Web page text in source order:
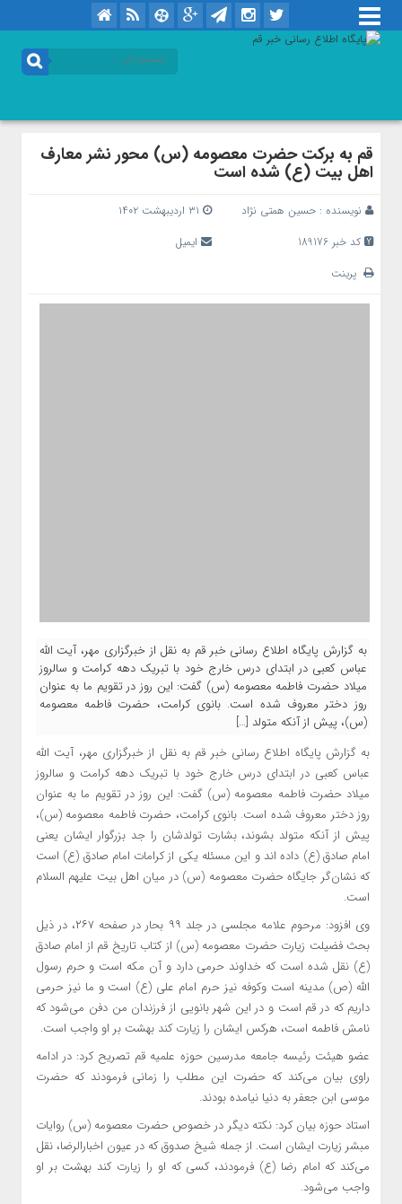
قم به برکت حضرت معصومه (س) محور نشر معارف
اهل بیت (ع) شده است
نویسنده : حسین همتی نژاد
کد خبر 189176
ایمیل
پرینت
به گزارش پایگاه اطلاع رسانی خبر قم به نقل از خبرگزاری مهر، آیت الله
عباس کعبی در ابتدای درس خارج خود با تبریک دهه کرامت و سالروز
میلاد حضرت فاطمه معصومه (س) گفت: این روز در تقویم ما به عنوان
روز دختر معروف شده است. بانوی کرامت، حضرت فاطمه معصومه
(س)، پیش از آنکه متولد […]
به گزارش پایگاه اطلاع رسانی خبر قم به نقل از خبرگزاری مهر، آیت الله
عباس کعبی در ابتدای درس خارج خود با تبریک دهه کرامت و سالروز
میلاد حضرت فاطمه معصومه (س) گفت: این روز در تقویم ما به عنوان
روز دختر معروف شده است. بانوی کرامت، حضرت فاطمه معصومه (س)،
پیش از آنکه متولد بشوند، بشارت تولدشان را جد بزرگوار ایشان یعنی
امام صادق (ع) داده اند و این مسئله یکی از کرامات امام صادق (ع) است
که نشان‌گر جایگاه حضرت معصومه (س) در میان اهل بیت علیهم السلام
است.
وی افزود: مرحوم علامه مجلسی در جلد ۹۹ بحار در صفحه ۲۶۷، در ذیل
بحث فضیلت زیارت حضرت معصومه (س) از کتاب تاریخ قم از امام صادق
(ع) نقل شده است که خداوند حرمی دارد و آن مکه است و حرم رسول
الله (ص) مدینه استوکوفه نیز حرم امام علی (ع) است و ما نیزحرمی
داریم که در قم است و در این شهر بانویی از فرزندان من دفن می‌شود که
نامش فاطمه است، هرکس ایشان را زیارت کند بهشت بر او واجب است.
عضو هیئت رئیسه جامعه مدرسین حوزه علمیه قم تصریح کرد: در ادامه
راوی بیان می‌کند که حضرت این مطلب را زمانی فرمودند که حضرت
موسی ابن جعفر به دنیا نیامده بودند.
استاد حوزه بیان کرد: نکته دیگر در خصوص حضرت معصومه (س) روایات
مبشر زیارت ایشان است. از جمله شیخ صدوق که در عیون اخبارالرضا، نقل
می‌کند که امام رضا (ع) فرمودند، کسی که او را زیارت کند بهشت بر او
واجب می‌شود.